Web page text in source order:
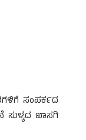
ಸಂಪರ್ಕದ
ಸುಳ್ಯದ ಖಾಸಗಿ